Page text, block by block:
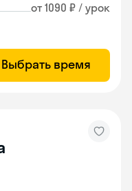
от 1090 ₽ / урок
Выбрать время